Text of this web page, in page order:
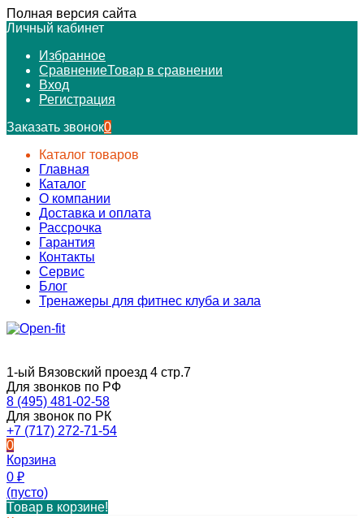
Полная версия сайта
Личный кабинет
Избранное
СравнениеТовар в сравнении
Вход
Регистрация
Заказать звонок0
Каталог товаров
Главная
Каталог
О компании
Доставка и оплата
Рассрочка
Гарантия
Контакты
Сервис
Блог
Тренажеры для фитнес клуба и зала
1-ый Вязовский проезд 4 стр.7
Для звонков по РФ
8 (495) 481-02-58
Для звонок по РК
+7 (717) 272-71-54
0
Корзина
0 ₽
(пусто)
Товар в корзине!